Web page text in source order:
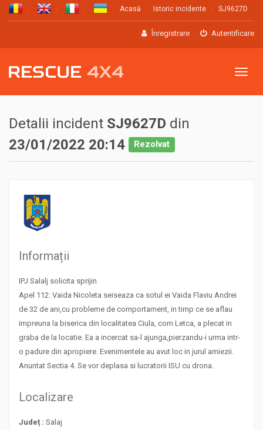
Acasă Istoric incidente SJ9627D
Înregistrare Autentificare
Meniu
Detalii incident SJ9627D din
23/01/2022 20:14
Rezolvat
Informații
IPJ Salalj solicita sprijin
Apel 112: Vaida Nicoleta seiseaza ca sotul ei Vaida Flaviu Andrei
de 32 de ani,cu probleme de comportament, in timp ce se aflau
impreuna la biserica din localitatea Ciula, com Letca, a plecat in
graba de la locatie. Ea a incercat sa-l ajunga,pierzandu-i urma intr-
o padure din apropiere. Evenimentele au avut loc in jurul amiezii.
Anuntat Sectia 4. Se vor deplasa si lucratorii ISU cu drona.
Localizare
Județ : Salaj